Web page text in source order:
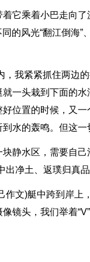
它乘着小巴走向
风光“翻江倒海”
我紧紧抓住两边
一头栽到下面的
位置的时候，又一
水的轰鸣。但这一
静水区，需要自
净土、返璞归真品
文)艇中跨到岸上
镜头，我们举着